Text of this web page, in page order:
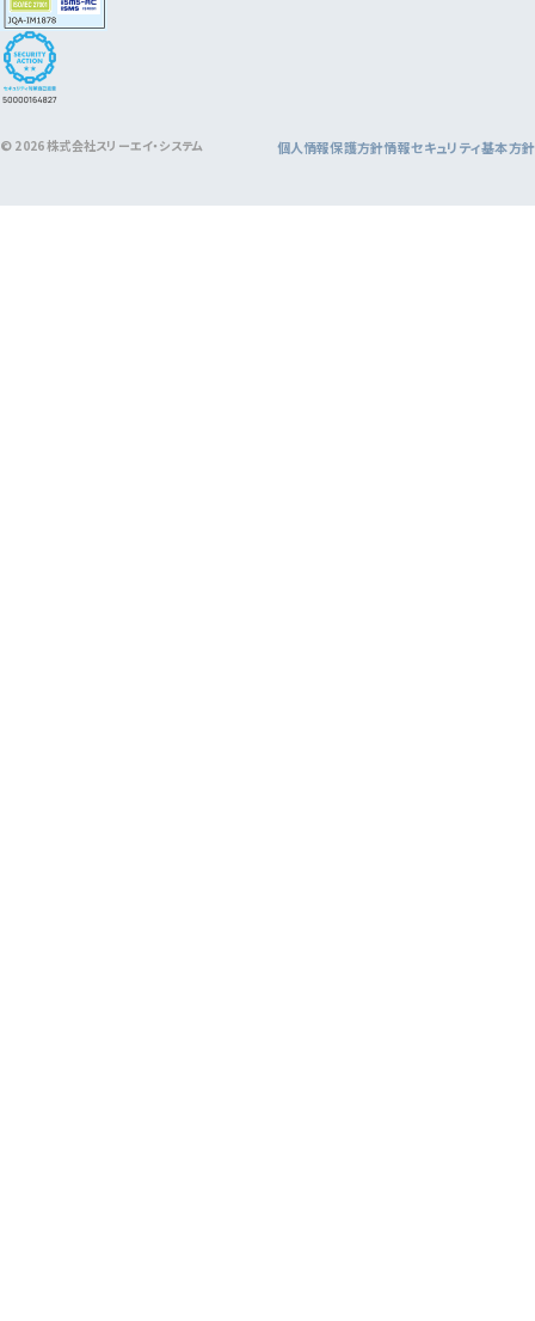
© 2026 株式会社スリーエイ・システム 個人情報保護方針情報セキュリティ基本方針